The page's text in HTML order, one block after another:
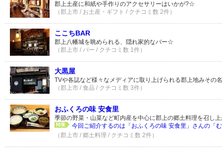
郡上土産に和紙や手作りのアクセサリーはいかが?☆
（郡上市 / お土産・ギフト / クチコミ数 2件）
ここちBAR
郡上八幡城を眺められる、隠れ家的なバー☆
（郡上市 / バー / クチコミ数 1件）
大黒屋
TVや各誌など様々なメディアに取り上げられる郡上地みその
（郡上市 / 食品 / クチコミ数 3件）
おふくろの味 安食里
季節の野菜・山菜など町内産を中心に郡上の郷土料理を召し
今回ご紹介するのは「おふくろの味 安食里」さんの「
（郡上市 / 郷土料理 / クチコミ数 2件）